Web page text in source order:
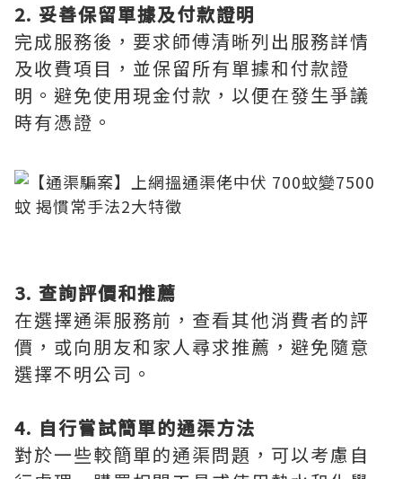
2. 妥善保留單據及付款證明
完成服務後，要求師傅清晰列出服務詳情
及收費項目，並保留所有單據和付款證
明。避免使用現金付款，以便在發生爭議
時有憑證。
3. 查詢評價和推薦
在選擇通渠服務前，查看其他消費者的評
價，或向朋友和家人尋求推薦，避免隨意
選擇不明公司。
4. 自行嘗試簡單的通渠方法
對於一些較簡單的通渠問題，可以考慮自